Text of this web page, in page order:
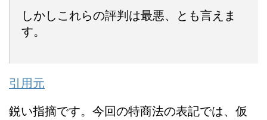
しかしこれらの評判は最悪、とも言えま
す。
引用元
鋭い指摘です。今回の特商法の表記では、仮